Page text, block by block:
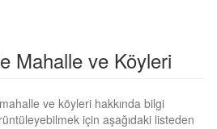
Mahalle ve Köyleri
ve köyleri hakkında bilgi
için aşağıdaki listeden